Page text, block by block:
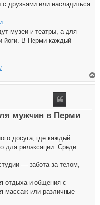
с друзьями или насладиться
.
музеи и театры, а для
йоги. В Перми каждый
мужчин в Перми
досуга, где каждый
для релаксации. Среди
— забота за телом,
отдыха и общения с
массаж или различные